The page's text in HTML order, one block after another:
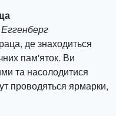
де знаходиться
пам'яток. Ви
та насолодитися
проводяться ярмарки,